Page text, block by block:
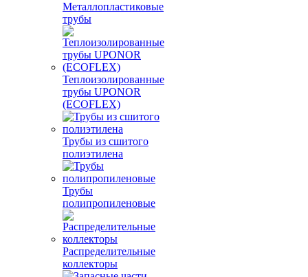
Металлопластиковые
трубы
Теплоизолированные
трубы UPONOR
(ECOFLEX)
Трубы из сшитого
полиэтилена
Трубы
полипропиленовые
Распределительные
коллекторы